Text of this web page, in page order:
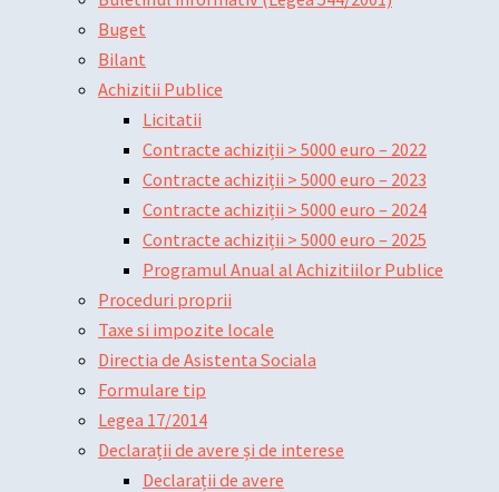
Buget
Bilant
Achizitii Publice
Licitatii
Contracte achiziții > 5000 euro – 2022
Contracte achiziții > 5000 euro – 2023
Contracte achiziții > 5000 euro – 2024
Contracte achiziții > 5000 euro – 2025
Programul Anual al Achizitiilor Publice
Proceduri proprii
Taxe si impozite locale
Directia de Asistenta Sociala
Formulare tip
Legea 17/2014
Declarații de avere și de interese
Declarații de avere